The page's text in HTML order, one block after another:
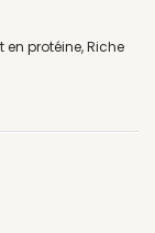
en protéine,Riche